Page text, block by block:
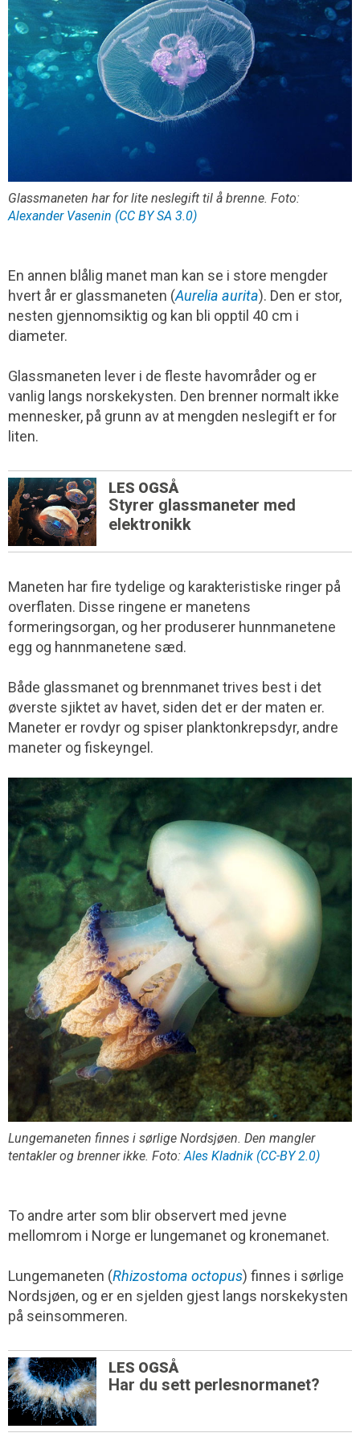
Glassmaneten har for lite neslegift til å brenne. Foto:
Alexander Vasenin (CC BY SA 3.0)
En annen blålig manet man kan se i store mengder
hvert år er glassmaneten (Aurelia aurita). Den er stor,
nesten gjennomsiktig og kan bli opptil 40 cm i
diameter.
Glassmaneten lever i de fleste havområder og er
vanlig langs norskekysten. Den brenner normalt ikke
mennesker, på grunn av at mengden neslegift er for
liten.
LES OGSÅ
Styrer glassmaneter med
elektronikk
Maneten har fire tydelige og karakteristiske ringer på
overflaten. Disse ringene er manetens
formeringsorgan, og her produserer hunnmanetene
egg og hannmanetene sæd.
Både glassmanet og brennmanet trives best i det
øverste sjiktet av havet, siden det er der maten er.
Maneter er rovdyr og spiser planktonkrepsdyr, andre
maneter og fiskeyngel.
Lungemaneten finnes i sørlige Nordsjøen. Den mangler
tentakler og brenner ikke. Foto:Ales Kladnik (CC-BY 2.0)
To andre arter som blir observert med jevne
mellomrom i Norge er lungemanet og kronemanet.
Lungemaneten (Rhizostoma octopus) finnes i sørlige
Nordsjøen, og er en sjelden gjest langs norskekysten
på seinsommeren.
LES OGSÅ
Har du sett perlesnormanet?